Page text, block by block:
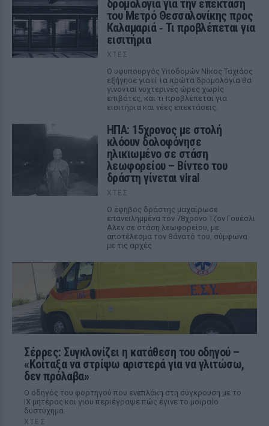
δρομολόγια για την επέκταση
του Μετρό Θεσσαλονίκης προς
Καλαμαριά ‑ Τι προβλέπεται για
εισιτήρια
ΧΤΕΣ
Ο υφυπουργός Υποδομών Νίκος Ταχιάος
εξήγησε γιατί τα πρώτα δρομολόγια θα
γίνονται νυχτερινές ώρες χωρίς
επιβάτες, και τι προβλέπεται για
εισιτήρια και νέες επεκτάσεις.
ΗΠΑ: 15χρονος με στολή
κλόουν δολοφόνησε
ηλικιωμένο σε στάση
λεωφορείου – Βίντεο του
δράστη γίνεται viral
ΧΤΕΣ
Ο έφηβος δράστης μαχαίρωσε
επανειλημμένα τον 78χρονο Τζον Γουέσλι
Αλεν σε στάση λεωφορείου, με
αποτέλεσμα τον θάνατό του, σύμφωνα
με τις αρχές
Σέρρες: Συγκλονίζει η κατάθεση του οδηγού –
«Κοίταξα να στρίψω αριστερά για να γλιτώσω,
δεν πρόλαβα»
Ο οδηγός του φορτηγού που ενεπλάκη στη σύγκρουση με το
ΙΧ μητέρας και γιου περιέγραψε πώς έγινε το μοιραίο
δυστύχημα.
ΧΤΕΣ